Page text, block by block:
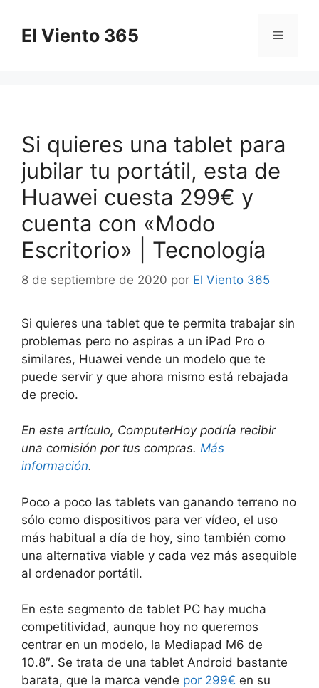
contenido
El Viento 365 Menú
Si quieres una tablet para
jubilar tu portátil, esta de
Huawei cuesta 299€ y
cuenta con «Modo
Escritorio» | Tecnología
8 de septiembre de 2020 por El Viento 365
Si quieres una tablet que te permita trabajar sin
problemas pero no aspiras a un iPad Pro o
similares, Huawei vende un modelo que te
puede servir y que ahora mismo está rebajada
de precio.
En este artículo, ComputerHoy podría recibir
una comisión por tus compras. Más
información.
Poco a poco las tablets van ganando terreno no
sólo como dispositivos para ver vídeo, el uso
más habitual a día de hoy, sino también como
una alternativa viable y cada vez más asequible
al ordenador portátil.
En este segmento de tablet PC hay mucha
competitividad, aunque hoy no queremos
centrar en un modelo, la Mediapad M6 de
10.8″. Se trata de una tablet Android bastante
barata, que la marca vende por 299€ en su